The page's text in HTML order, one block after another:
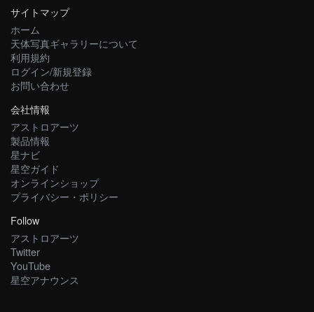
サイトマップ
ホーム
天体写真ギャラリーについて
利用規約
ログイン/新規登録
お問い合わせ
会社情報
アストロアーツ
製品情報
星ナビ
星空ガイド
オンラインショップ
プライバシー・ポリシー
Follow
アストロアーツ
Twitter
YouTube
星空アナウンス